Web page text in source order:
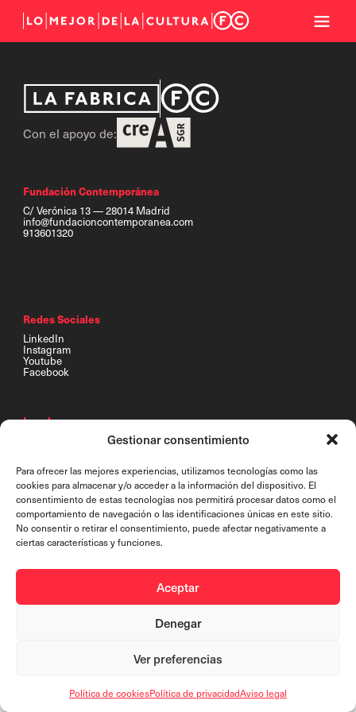
Gestionar consentimiento
Para ofrecer las mejores experiencias, utilizamos tecnologías como las
cookies para almacenar y/o acceder a la información del dispositivo. El
consentimiento de estas tecnologías nos permitirá procesar datos como el
comportamiento de navegación o las identificaciones únicas en este sitio.
No consentir o retirar el consentimiento, puede afectar negativamente a
ciertas características y funciones.
Aceptar
Denegar
Ver preferencias
Política de cookiesPolítica de privacidadAviso legal
Con el apoyo de:
Fundación Contemporánea
C/ Verónica 13 — 28014 Madrid
info@fundacioncontemporanea.com
913601320
Redes Sociales
LinkedIn
Instagram
Youtube
Facebook
Legal
Política de privacidad
Política de cookies (UE)
© Fundación Contemporánea